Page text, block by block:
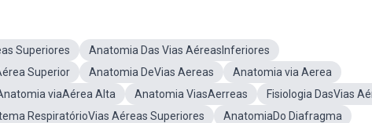
Superiores
Anatomia Das Vias AéreasInferiores
Superior Anatomia DeVias Aereas
Anatomia via Aerea
viaAérea Alta Anatomia ViasAerreas
Fisiologia DasVias
RespiratórioVias Aéreas Superiores
AnatomiaDo Diafragma